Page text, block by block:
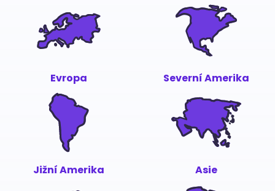
Evropa Severní Amerika
Jižní Amerika Asie